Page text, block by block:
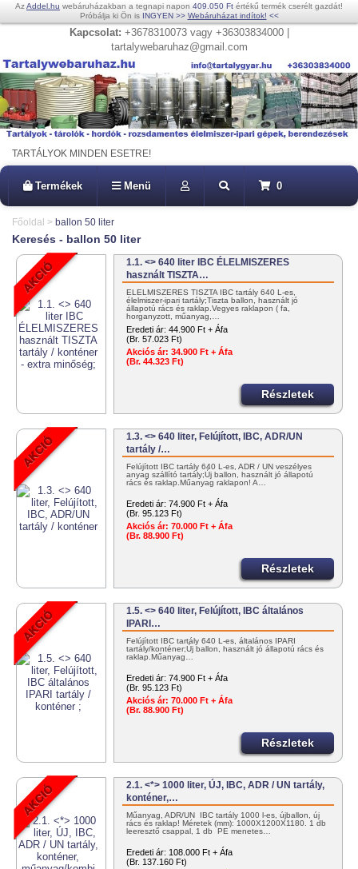
AzAddel.hu webáruházakban a tegnapi napon 409.050 Ft értékű termék cserélt gazdát!
Próbálja ki Ön is INGYEN >> Webáruházat indítok! <<
Kapcsolat: +3678310073 vagy +36303834000 |
tartalywebaruhaz@gmail.com
TARTÁLYOK MINDEN ESETRE!
Termékek Menü 0
Főoldal > ballon 50 liter
Keresés - ballon 50 liter
1.1. <> 640 liter IBC ÉLELMISZERES
használt TISZTA…
ÉLELMISZERES TISZTA IBC tartály 640 L-es,
élelmiszer-ipari tartály;Tiszta ballon, használt jó
állapotú rács és raklap.Vegyes raklapon ( fa,
horganyzott, műanyag,…
Eredeti ár: 44.900 Ft + Áfa
(Br. 57.023 Ft)
Akciós ár: 34.900 Ft + Áfa
(Br. 44.323 Ft)
Részletek
1.3. <> 640 liter, Felújított, IBC, ADR/UN
tartály /…
Felújított IBC tartály 640 L-es, ADR / UN veszélyes
anyag szállító tartály;Új ballon, használt jó állapotú
rács és raklap.Műanyag raklapon! A…
Eredeti ár: 74.900 Ft + Áfa
(Br. 95.123 Ft)
Akciós ár: 70.000 Ft + Áfa
(Br. 88.900 Ft)
Részletek
1.5. <> 640 liter, Felújított, IBC általános
IPARI…
Felújított IBC tartály 640 L-es, általános IPARI
tartály/konténer;Új ballon, használt jó állapotú rács és
raklap.Műanyag…
Eredeti ár: 74.900 Ft + Áfa
(Br. 95.123 Ft)
Akciós ár: 70.000 Ft + Áfa
(Br. 88.900 Ft)
Részletek
2.1. <*> 1000 liter, ÚJ, IBC, ADR / UN tartály,
konténer,…
Műanyag, ADR/UN IBC tartály 1000 l-es, újballon, új
rács és raklap! Méretek (mm): 1000X1200X1180. 1 db
leeresztő csappal, 1 db PE menetes…
Eredeti ár: 108.000 Ft + Áfa
(Br. 137.160 Ft)